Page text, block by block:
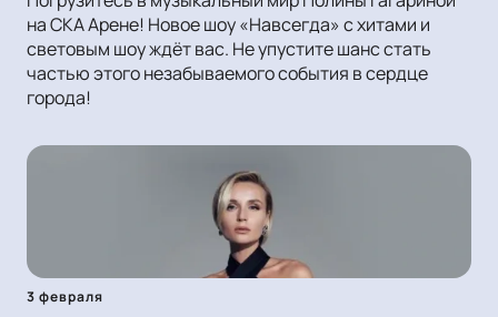
на СКА Арене! Новое шоу «Навсегда» с хитами и
световым шоу ждёт вас. Не упустите шанс стать
частью этого незабываемого события в сердце
города!
3 февраля